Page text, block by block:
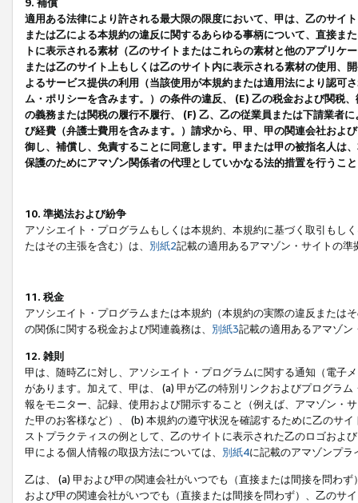
9. 補償
適用ある法律により許される最大限の限度において、甲は、乙のサイ
または乙による本規約の違反に関するあらゆる事柄について、直接ま
トに表示される素材（乙のサイトまたはこれらの素材と他のアプリ
または乙のサイト上もしくは乙のサイト内に表示される素材の使用、
よるサービス提供の利用（当該使用が本規約または適用法により認可
ム・ポリシーを含みます。）の条件の違反、 (E) 乙の税金および関税
の義務または関税の履行不履行、 (F) 乙、乙の従業員または下請業者
び経費（弁護士費用を含みます。）請求から、甲、甲の関連会社およ
御し、補償し、免責することに同意します。甲または甲の被指名人は
保護のためにアマゾン関係者の代理としていかなる法的措置を行うこ
10. 準拠法および紛争
アソシエイト・プログラムもしくは本規約、本規約に基づく取引もし
たはその主張を含む）は、 別紙2記載の適用あるアマゾン・サイトの
11. 税金
アソシエイト・プログラムまたは本規約（本規約の実際の違反または
の関係に関する税金および関連義務は、 別紙3記載の適用あるアマゾン
12. 雑則
甲は、随時乙に対し、アソシエイト・プログラムに関する通知（電子
があります。加えて、甲は、 (a) 甲が乙の特別リンクおよびプログラ
報をモニター、記録、使用および開示すること（例えば、アマゾン・
た甲のお客様など）、 (b) 本規約の遵守状況を確認するために乙のサ
ストプラクティスの例として、乙のサイトに表示された乙のロゴおよ
甲による個人情報の取扱方法については、 別紙4に記載のアマゾンプ
乙は、 (a) 甲および甲の関連会社がいつでも（直接または間接を問わ
および甲の関連会社がいつでも（直接または間接を問わず）、乙のサ